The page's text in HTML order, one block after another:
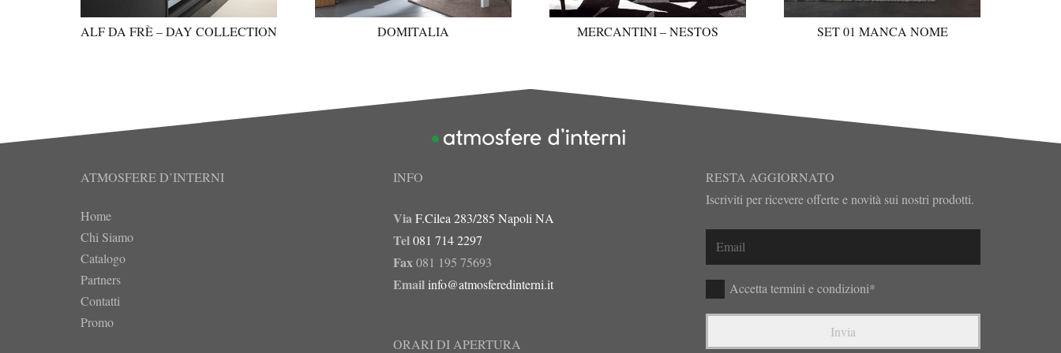
ALF DA FRÈ – DAY COLLECTION DOMITALIA MERCANTINI – NESTOS SET 01 MANCA NOME
ATMOSFERE D’INTERNI
Home
Chi Siamo
Catalogo
Partners
Contatti
Promo
INFO
ViaF.Cilea 283/285 Napoli NA
Tel081 714 2297
Fax081 195 75693
Emailinfo@atmosferedinterni.it
ORARI DI APERTURA
RESTA AGGIORNATO
Iscriviti per ricevere offerte e novità sui nostri prodotti.
Accetta termini e condizioni*
Invia